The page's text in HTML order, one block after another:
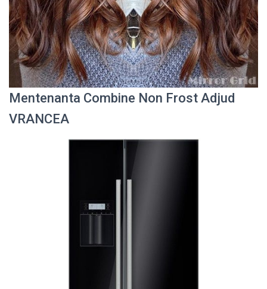
Mentenanta Combine Non Frost Adjud
VRANCEA